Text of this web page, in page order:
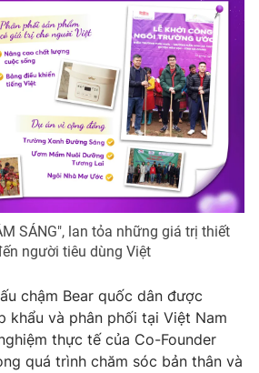
SÁNG", lan tỏa những giá trị thiết
người tiêu dùng Việt
chậm Bear quốc dân được
khẩu và phân phối tại Việt Nam
thực tế của Co-Founder
quá trình chăm sóc bản thân và